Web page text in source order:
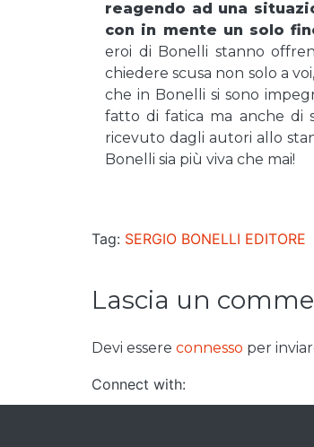
reagendo ad una
con in mente un solo
eroi di Bonelli stanno
chiedere scusa non solo a
che in Bonelli si sono
fatto di fatica ma anche di
ricevuto dagli autori allo
Bonelli sia più viva che mai!
Tag: SERGIO BONELLI EDITORE
Lascia un
Devi essere connesso per
Connect with: